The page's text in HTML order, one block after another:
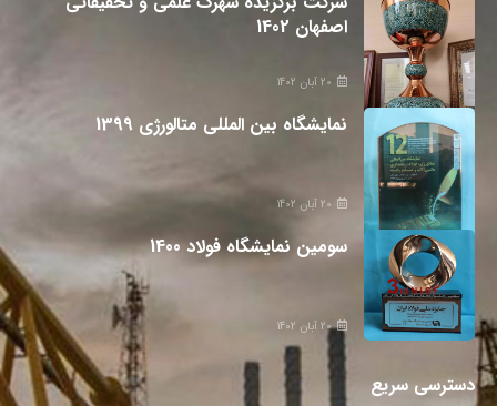
اصفهان 1402
20 آبان 1402
نمایشگاه بین المللی متالورژی 1399
20 آبان 1402
سومین نمایشگاه فولاد 1400
20 آبان 1402
دسترسی سریع